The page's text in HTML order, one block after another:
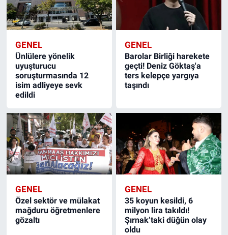
GENEL
Ünlülere yönelik
uyuşturucu
soruşturmasında 12
isim adliyeye sevk
edildi
GENEL
Barolar Birliği harekete
geçti! Deniz Göktaş'a
ters kelepçe yargıya
taşındı
GENEL
Özel sektör ve mülakat
mağduru öğretmenlere
gözaltı
GENEL
35 koyun kesildi, 6
milyon lira takıldı!
Şırnak’taki düğün olay
oldu